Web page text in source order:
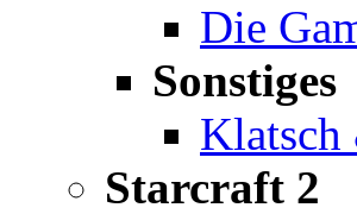
Die
Sonstiges
Klatsch
Starcraft 2